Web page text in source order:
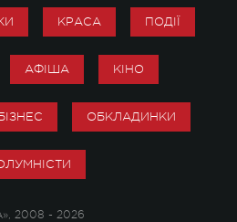
КРАСА ПОДІЇ
АФІША КІНО
ОБКЛАДИНКИ
2008 - 2026